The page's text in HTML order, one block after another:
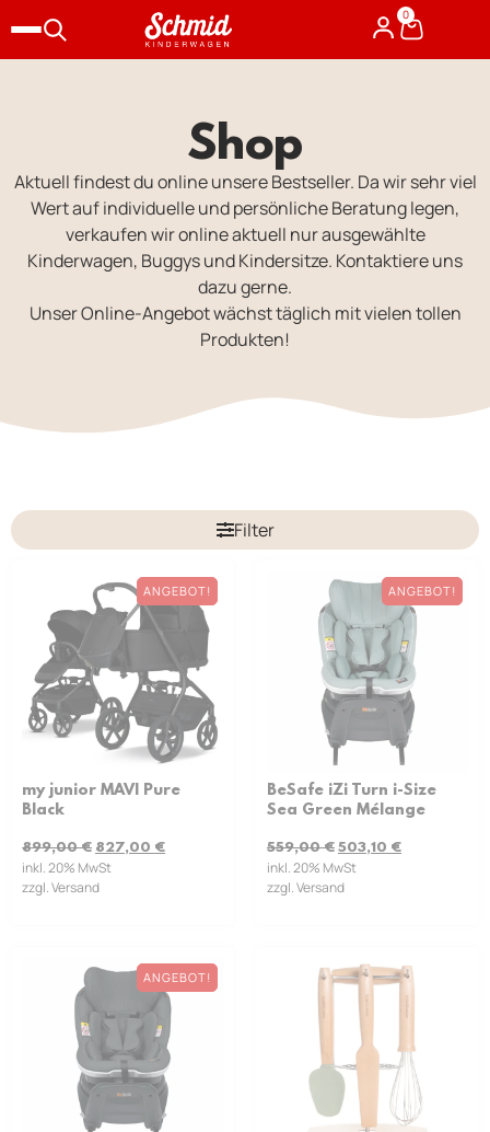
0
Shop
Aktuell findest du online unsere Bestseller. Da wir sehr viel
Wert auf individuelle und persönliche Beratung legen,
verkaufen wir online aktuell nur ausgewählte
Kinderwagen, Buggys und Kindersitze. Kontaktiere uns
dazu gerne.
Unser Online-Angebot wächst täglich mit vielen tollen
Produkten!
Filter
ANGEBOT!
my junior MAVI Pure
Black
899,00€ 827,00 €
inkl. 20% MwSt
zzgl. Versand
ANGEBOT!
BeSafe iZi Turn i-Size
Sea Green Mélange
559,00€ 503,10 €
inkl. 20% MwSt
zzgl. Versand
ANGEBOT!